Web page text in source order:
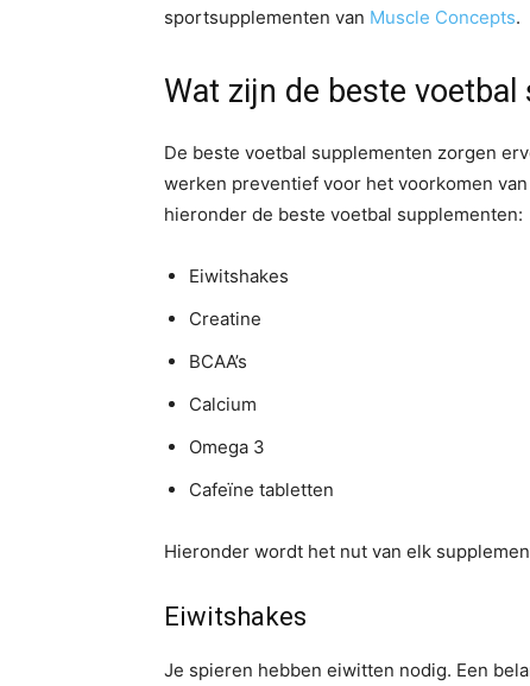
sportsupplementen van Muscle Concepts.
Wat zijn de beste voetbal
De beste voetbal supplementen zorgen
werken preventief voor het voorkomen
hieronder de beste voetbal supplementen:
Eiwitshakes
Creatine
BCAA’s
Calcium
Omega 3
Cafeïne tabletten
Hieronder wordt het nut van elk
Eiwitshakes
Je spieren hebben eiwitten nodig. Een